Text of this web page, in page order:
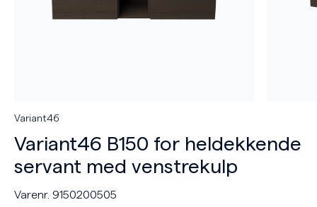
Variant46
Variant46 B150 for heldekkende
servant med venstrekulp
Varenr. 9150200505